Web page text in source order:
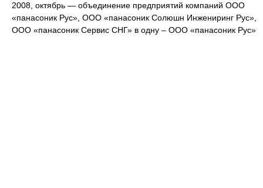
2008, октябрь — объединение предприятий компаний ООО
«панасоник Рус», ООО «панасоник Солюшн Инжениринг Рус»,
ООО «панасоник Сервис СНГ» в одну – ООО «панасоник Рус»